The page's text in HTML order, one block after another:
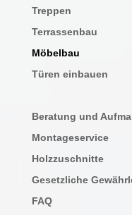
Treppen
Terrassenbau
Möbelbau
Türen einbauen
Beratung und
Montageservice
Holzzuschnitte
Gesetzliche
FAQ